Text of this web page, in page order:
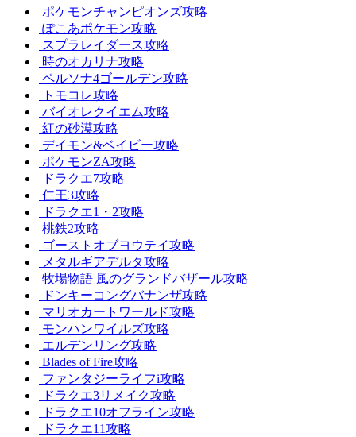
ポケモンチャンピオンズ攻略
ぽこあポケモン攻略
スプラレイダース攻略
時のオカリナ攻略
ペルソナ4ゴールデン攻略
トモコレ攻略
バイオレクイエム攻略
紅の砂漠攻略
デイモン&ベイビー攻略
ポケモンZA攻略
ドラクエ7攻略
仁王3攻略
ドラクエ1・2攻略
桃鉄2攻略
ゴーストオブヨウテイ攻略
メタルギアデルタ攻略
牧場物語 風のグランドバザール攻略
ドンキーコングバナンザ攻略
マリオカートワールド攻略
モンハンワイルズ攻略
エルデンリング攻略
Blades of Fire攻略
ファンタジーライフi攻略
ドラクエ3リメイク攻略
ドラクエ10オフライン攻略
ドラクエ11攻略